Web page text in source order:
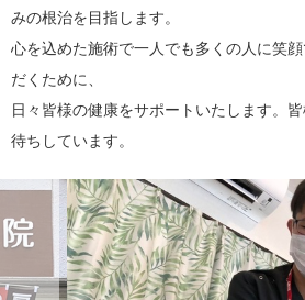
みの根治を目指します。
心を込めた施術で一人でも多くの人に笑
だくために、
日々皆様の健康をサポートいたします。
待ちしています。